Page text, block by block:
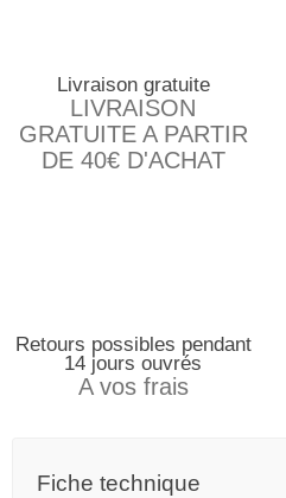
Livraison gratuite
LIVRAISON
GRATUITE A PARTIR
DE 40€ D'ACHAT
Retours possibles pendant
14 jours ouvrés
A vos frais
Fiche technique